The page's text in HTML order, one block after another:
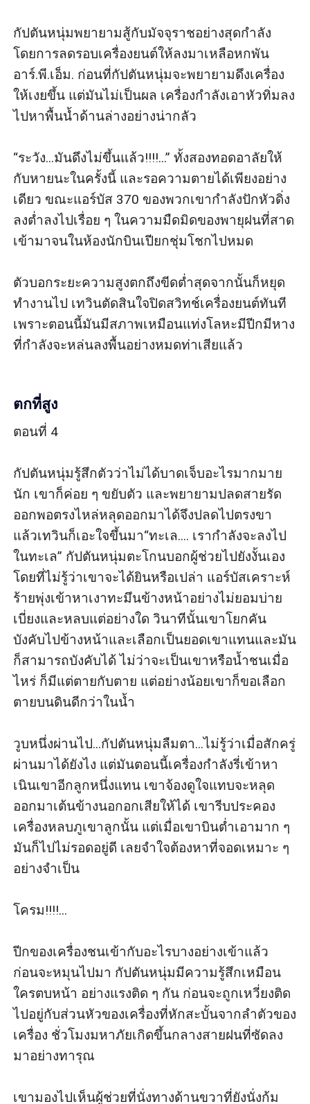
กัปตันหนุ่มพยายามสู้กับมัจจุราชอย่างสุดกำลัง
โดยการลดรอบเครื่องยนต์ให้ลงมาเหลือหกพัน
อาร์.พี.เอ็ม. ก่อนที่กัปตันหนุ่มจะพยายามดึงเครื่อง
ให้เงยขึ้น แต่มันไม่เป็นผล เครื่องกำลังเอาหัวทิ่มลง
ไปหาพื้นน้ำด้านล่างอย่างน่ากลัว
“ระวัง...มันดึงไม่ขึ้นแล้ว!!!!...” ทั้งสองทอดอาลัยให้
กับหายนะในครั้งนี้ และรอความตายได้เพียงอย่าง
เดียว ขณะแอร์บัส 370 ของพวกเขากำลังปักหัวดิ่ง
ลงต่ำลงไปเรื่อย ๆ ในความมืดมิดของพายุฝนที่สาด
เข้ามาจนในห้องนักบินเปียกชุ่มโชกไปหมด
ตัวบอกระยะความสูงตกถึงขีดต่ำสุดจากนั้นก็หยุด
ทำงานไป เทวินตัดสินใจปิดสวิทช์เครื่องยนต์ทันที
เพราะตอนนี้มันมีสภาพเหมือนแท่งโลหะมีปีกมีหาง
ที่กำลังจะหล่นลงพื้นอย่างหมดท่าเสียแล้ว
ตกที่สูง
ตอนที่ 4
กัปตันหนุ่มรู้สึกตัวว่าไม่ได้บาดเจ็บอะไรมากมาย
นัก เขาก็ค่อย ๆ ขยับตัว และพยายามปลดสายรัด
ออกพอตรงไหล่หลุดออกมาได้จึงปลดไปตรงขา
แล้วเทวินก็เอะใจขึ้นมา“ทะเล.... เรากำลังจะลงไป
ในทะเล” กัปตันหนุ่มตะโกนบอกผู้ช่วยไปยังงั้นเอง
โดยที่ไม่รู้ว่าเขาจะได้ยินหรือเปล่า แอร์บัสเคราะห์
ร้ายพุ่งเข้าหาเงาทะมึนข้างหน้าอย่างไม่ยอมบ่าย
เบี่ยงและหลบแต่อย่างใด วินาทีนั้นเขาโยกคัน
บังคับไปข้างหน้าและเลือกเป็นยอดเขาแทนและมัน
ก็สามารถบังคับได้ ไม่ว่าจะเป็นเขาหรือน้ำชนเมื่อ
ไหร่ ก็มีแต่ตายกับตาย แต่อย่างน้อยเขาก็ขอเลือก
ตายบนดินดีกว่าในน้ำ
วูบหนึ่งผ่านไป...กัปตันหนุ่มลืมตา...ไม่รู้ว่าเมื่อสักครู่
ผ่านมาได้ยังไง แต่มันตอนนี้เครื่องกำลังรี่เข้าหา
เนินเขาอีกลูกหนึ่งแทน เขาจ้องดูใจแทบจะหลุด
ออกมาเต้นข้างนอกอกเสียให้ได้ เขารีบประคอง
เครื่องหลบภูเขาลูกนั้น แต่เมื่อเขาบินต่ำเอามาก ๆ
มันก็ไปไม่รอดอยู่ดี เลยจำใจต้องหาที่จอดเหมาะ ๆ
อย่างจำเป็น
โครม!!!!...
ปีกของเครื่องชนเข้ากับอะไรบางอย่างเข้าแล้ว
ก่อนจะหมุนไปมา กัปตันหนุ่มมีความรู้สึกเหมือน
ใครตบหน้า อย่างแรงติด ๆ กัน ก่อนจะถูกเหวี่ยงติด
ไปอยู่กับส่วนหัวของเครื่องที่หักสะบั้นจากลำตัวของ
เครื่อง ชั่วโมงมหาภัยเกิดขึ้นกลางสายฝนที่ซัดลง
มาอย่างทารุณ
เขามองไปเห็นผู้ช่วยที่นั่งทางด้านขวาที่ยังนั่งก้ม